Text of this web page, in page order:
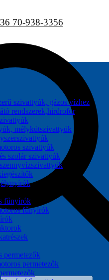
70-938-3356
szivattyúk, gázos vízhez
rendszerek,hirdrofor
mélykútszivattyúk
szivattyúk
szolár szivattyúk
fűnyírók
fűnyírók
permetezők
permetezők